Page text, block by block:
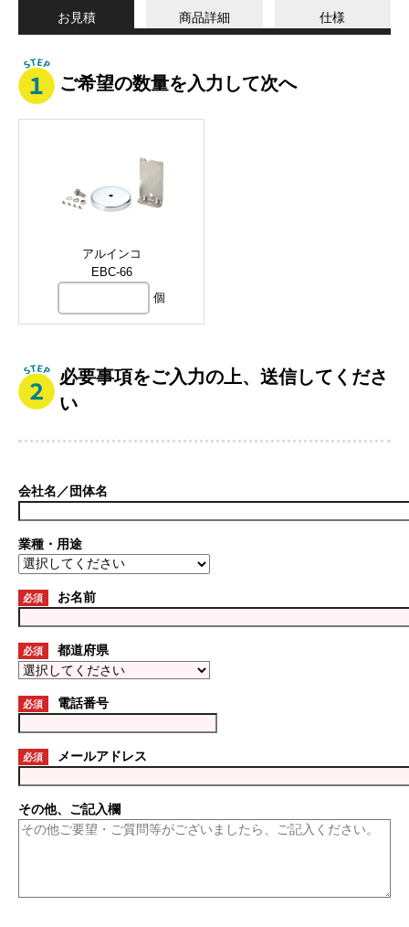
お見積 商品詳細 仕様
ご希望の数量を入力して次へ
アルインコ
EBC-66
個
必要事項をご入力の上、送信してくださ
い
会社名／団体名
業種・用途
必須 お名前
必須 都道府県
必須 電話番号
必須 メールアドレス
その他、ご記入欄